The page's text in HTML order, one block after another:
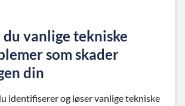
vanlige tekniske
som skader
din
identifiserer og løser vanlige tekniske